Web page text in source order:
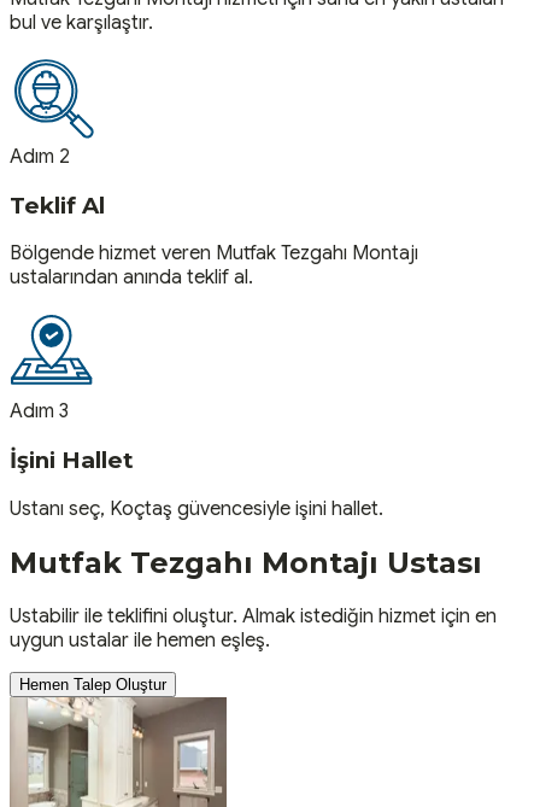
bul ve karşılaştır.
Adım 2
Teklif Al
Bölgende hizmet veren Mutfak Tezgahı Montajı
ustalarından anında teklif al.
Adım 3
İşini Hallet
Ustanı seç, Koçtaş güvencesiyle işini hallet.
Mutfak Tezgahı Montajı Ustası
Ustabilir ile teklifini oluştur. Almak istediğin hizmet için en
uygun ustalar ile hemen eşleş.
Hemen Talep Oluştur